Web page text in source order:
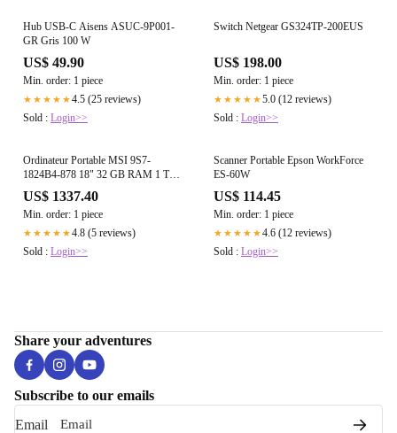
Hub USB-C Aisens ASUC-9P001-
GR Gris 100 W
US$ 49.90
Min. order: 1 piece
★★★★★4.5 (25 reviews)
Sold : Login>>
Switch Netgear GS324TP-200EUS
US$ 198.00
Min. order: 1 piece
★★★★★5.0 (12 reviews)
Sold : Login>>
Ordinateur Portable MSI 9S7-
1824B4-878 18" 32 GB RAM 1 TB
SSD intel core ultra 9 275HX
US$ 1337.40
Min. order: 1 piece
★★★★★4.8 (5 reviews)
Sold : Login>>
Scanner Portable Epson WorkForce
ES-60W
US$ 114.45
Min. order: 1 piece
★★★★★4.6 (12 reviews)
Sold : Login>>
Share your adventures
Subscribe to our emails
Email